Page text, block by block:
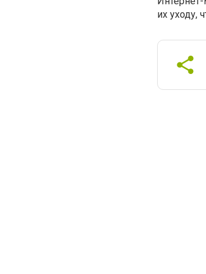
их уходу,